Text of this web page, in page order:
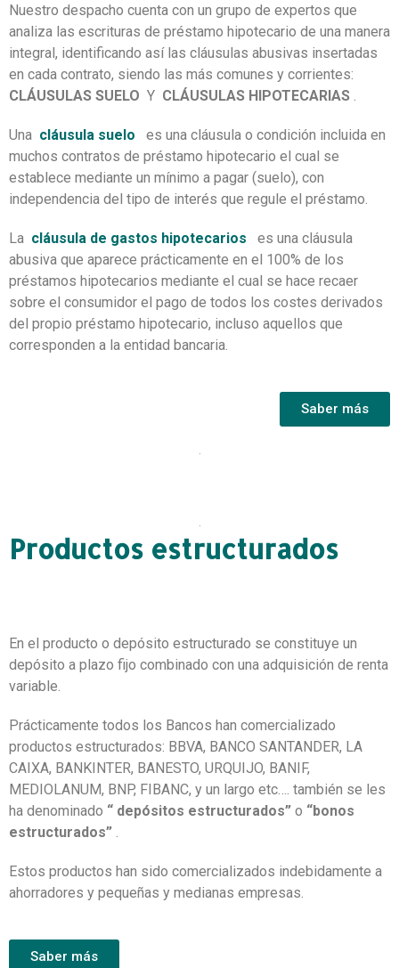
Nuestro despacho cuenta con un grupo de expertos que
analiza las escrituras de préstamo hipotecario de una manera
integral, identificando así las cláusulas abusivas insertadas
en cada contrato, siendo las más comunes y corrientes:
CLÁUSULAS SUELO Y CLÁUSULAS HIPOTECARIAS
Una cláusula suelo
es una cláusula o condición incluida en
muchos contratos de préstamo hipotecario el cual se
establece mediante un mínimo a pagar (suelo), con
independencia del tipo de interés que regule el préstamo.
La cláusula de gastos hipotecarios
es una cláusula
abusiva que aparece prácticamente en el 100% de los
préstamos hipotecarios mediante el cual se hace recaer
sobre el consumidor el pago de todos los costes derivados
del propio préstamo hipotecario, incluso aquellos que
corresponden a la entidad bancaria.
Saber más
Productos estructurados
En el producto o depósito estructurado se constituye un
depósito a plazo fijo combinado con una adquisición de renta
variable.
Prácticamente todos los Bancos han comercializado
productos estructurados: BBVA, BANCO SANTANDER, LA
CAIXA, BANKINTER, BANESTO, URQUIJO, BANIF,
MEDIOLANUM, BNP, FIBANC, y un largo etc…. también se les
ha denominado “ depósitos estructurados” o “bonos
estructurados”
Estos productos han sido comercializados indebidamente a
ahorradores y pequeñas y medianas empresas.
Saber más